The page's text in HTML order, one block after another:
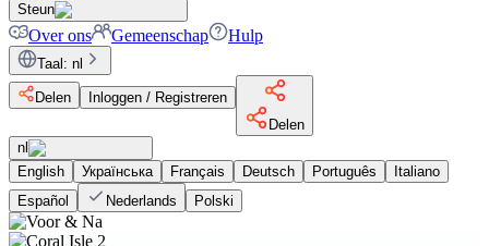
Steun
Over ons Gemeenschap Hulp
Taal : nl
Delen
Inloggen / Registreren
Delen
nl
English
Українська Français Deutsch Português
Italiano
Español
Nederlands Polski